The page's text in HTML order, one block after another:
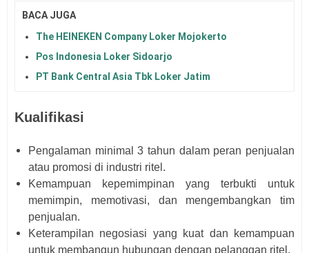
BACA JUGA
The HEINEKEN Company Loker Mojokerto
Pos Indonesia Loker Sidoarjo
PT Bank Central Asia Tbk Loker Jatim
Kualifikasi
Pengalaman minimal 3 tahun dalam peran penjualan
atau promosi di industri ritel.
Kemampuan kepemimpinan yang terbukti untuk
memimpin, memotivasi, dan mengembangkan tim
penjualan.
Keterampilan negosiasi yang kuat dan kemampuan
untuk membangun hubungan dengan pelanggan ritel.